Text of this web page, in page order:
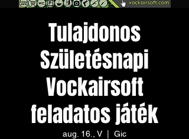
Tulajdonos
Születésnapi
Vockairsoft
feladatos játék
aug. 16., V Gic